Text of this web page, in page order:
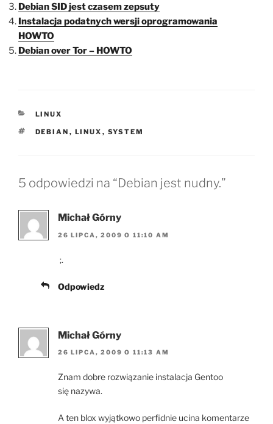
Debian SID jest czasem zepsuty
Instalacja podatnych wersji oprogramowania
HOWTO
Debian over Tor – HOWTO
KATEGORIE
LINUX
TAGI
DEBIAN , LINUX , SYSTEM
5 odpowiedzi na “Debian jest nudny.”
Michał Górny
26 LIPCA, 2009 O 11:10 AM
;.
Odpowiedz
Michał Górny
26 LIPCA, 2009 O 11:13 AM
Znam dobre rozwiązanie instalacja Gentoo
się nazywa.
A ten blox wyjątkowo perfidnie ucina komentarze